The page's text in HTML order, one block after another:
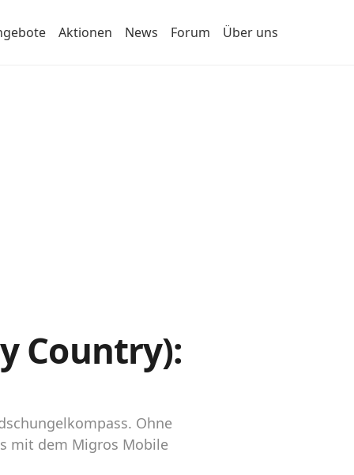
Aktionen News Forum Über uns
Country):
Ohne
mit dem Migros Mobile